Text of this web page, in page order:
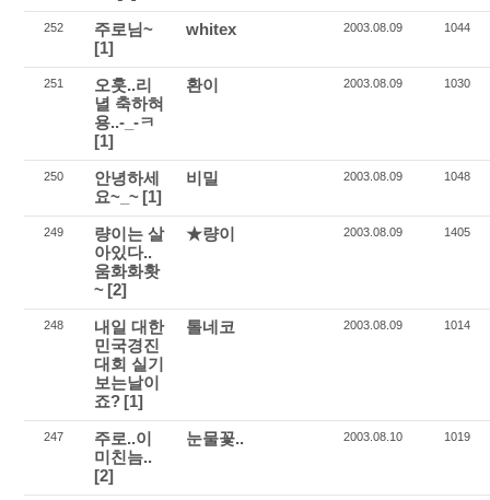
252
주로님~
[1]
whitex 2003.08.09 1044
251
오훗..리
녈 축하혀
용..-_-ㅋ
[1]
환이 2003.08.09 1030
250
안녕하세
요~_~ [1]
비밀 2003.08.09 1048
249
량이는 살
아있다..
움화화홧
~ [2]
★량이 2003.08.09 1405
248
내일 대한
민국경진
대회 실기
보는날이
죠? [1]
톨네코 2003.08.09 1014
247
주로..이
미친늠..
[2]
눈물꽃.. 2003.08.10 1019